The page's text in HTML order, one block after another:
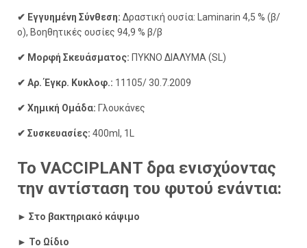
✔ Εγγυημένη Σύνθεση: Δραστική ουσία: Laminarin 4,5 % (β/
ο), Βοηθητικές ουσίες 94,9 % β/β
✔ Μορφή Σκευάσματος: ΠΥΚΝΟ ΔΙΑΛΥΜΑ (SL)
✔ Αρ. Έγκρ. Κυκλοφ.: 11105/ 30.7.2009
✔ Χημική Ομάδα: Γλουκάνες
✔ Συσκευασίες: 400ml, 1L
Το VACCIPLANT δρα ενισχύοντας
την αντίσταση του φυτού ενάντια:
► Στο βακτηριακό κάψιμο
► Το Ωίδιο